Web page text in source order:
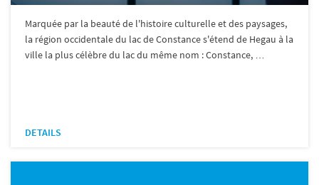
Marquée par la beauté de l'histoire culturelle et des paysages,
la région occidentale du lac de Constance s'étend de Hegau à la
ville la plus célèbre du lac du même nom : Constance, …
DETAILS